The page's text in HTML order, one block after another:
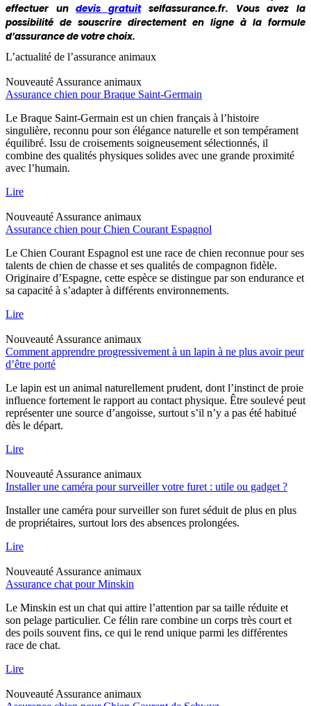
effectuer undevis gratuitselfassurance.fr. Vous avez la
possibilité de souscrire directement en ligne à la formule
d’assurance de votre choix.
L’actualité de l’assurance animaux
Nouveauté Assurance animaux
Assurance chien pour Braque Saint-Germain
Le Braque Saint-Germain est un chien français à l’histoire
singulière, reconnu pour son élégance naturelle et son tempérament
équilibré. Issu de croisements soigneusement sélectionnés, il
combine des qualités physiques solides avec une grande proximité
avec l’humain.
Lire
Nouveauté Assurance animaux
Assurance chien pour Chien Courant Espagnol
Le Chien Courant Espagnol est une race de chien reconnue pour ses
talents de chien de chasse et ses qualités de compagnon fidèle.
Originaire d’Espagne, cette espèce se distingue par son endurance et
sa capacité à s’adapter à différents environnements.
Lire
Nouveauté Assurance animaux
Comment apprendre progressivement à un lapin à ne plus avoir peur
d’être porté
Le lapin est un animal naturellement prudent, dont l’instinct de proie
influence fortement le rapport au contact physique. Être soulevé peut
représenter une source d’angoisse, surtout s’il n’y a pas été habitué
dès le départ.
Lire
Nouveauté Assurance animaux
Installer une caméra pour surveiller votre furet : utile ou gadget ?
Installer une caméra pour surveiller son furet séduit de plus en plus
de propriétaires, surtout lors des absences prolongées.
Lire
Nouveauté Assurance animaux
Assurance chat pour Minskin
Le Minskin est un chat qui attire l’attention par sa taille réduite et
son pelage particulier. Ce félin rare combine un corps très court et
des poils souvent fins, ce qui le rend unique parmi les différentes
race de chat.
Lire
Nouveauté Assurance animaux